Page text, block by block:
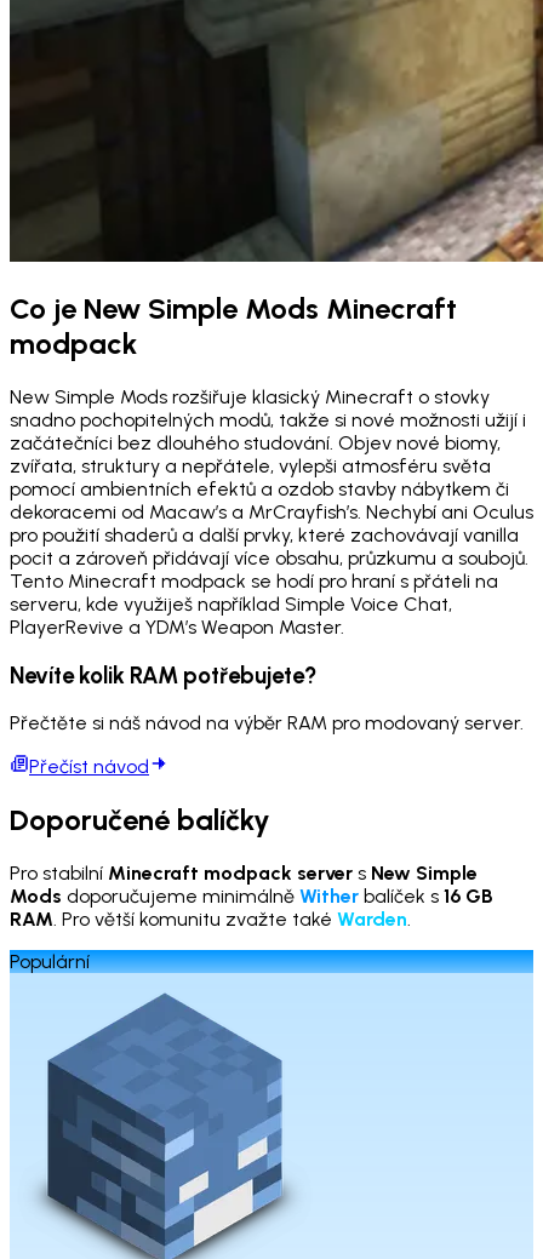
Co je New Simple Mods Minecraft
modpack
New Simple Mods rozšiřuje klasický Minecraft o stovky
snadno pochopitelných modů, takže si nové možnosti užijí i
začátečníci bez dlouhého studování. Objev nové biomy,
zvířata, struktury a nepřátele, vylepši atmosféru světa
pomocí ambientních efektů a ozdob stavby nábytkem či
dekoracemi od Macaw’s a MrCrayfish’s. Nechybí ani Oculus
pro použití shaderů a další prvky, které zachovávají vanilla
pocit a zároveň přidávají více obsahu, průzkumu a soubojů.
Tento Minecraft modpack se hodí pro hraní s přáteli na
serveru, kde využiješ například Simple Voice Chat,
PlayerRevive a YDM’s Weapon Master.
Nevíte kolik RAM potřebujete?
Přečtěte si náš návod na výběr RAM pro modovaný server.
Přečíst návod
Doporučené balíčky
Pro stabilní Minecraft modpack server s New Simple
Mods doporučujeme minimálně Wither balíček s 16 GB
RAM. Pro větší komunitu zvažte také Warden.
Populární